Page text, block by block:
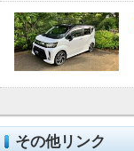
その他リンク